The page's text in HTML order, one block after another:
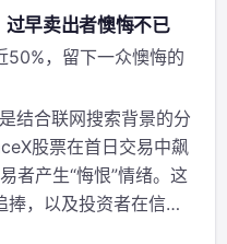
早卖出者懊悔不已
50%，留下一众懊悔的
结合联网搜索背景的分
股票在首日交易中飙
者产生“悔恨”情绪。这
，以及投资者在信息
者背景与立场：